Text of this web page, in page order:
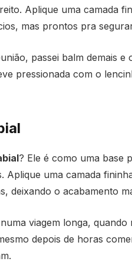
Aplique uma camada
mas prontos pra
passei balm demais
pressionada com o
? Ele é como uma base
Aplique uma camada
deixando o acabamento
viagem longa,
depois de horas